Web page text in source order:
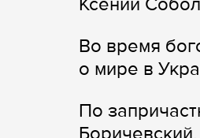
Во время
о мире в
По